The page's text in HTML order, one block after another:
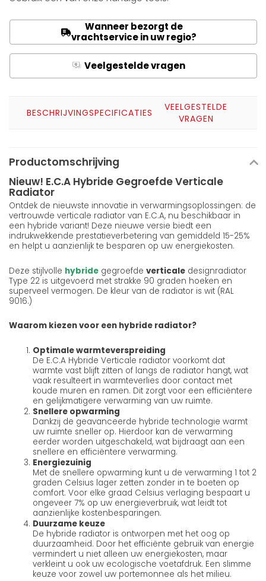
Wanneer bezorgt de
vrachtservice in uw regio?
Q Veelgestelde vragen
BESCHRIJVINGSPECIFICATIES
VEELGESTELDE
VRAGEN
Productomschrijving
Nieuw! E.C.A Hybride Gegroefde Verticale
Radiator
Ontdek de nieuwste innovatie in verwarmingsoplossingen: de
vertrouwde verticale radiator van E.C.A, nu beschikbaar in
een hybride variant! Deze nieuwe versie biedt een
indrukwekkende prestatieverbetering van gemiddeld 15-25%
en helpt u aanzienlijk te besparen op uw energiekosten.
Deze stijlvolle hybride gegroefde verticale designradiator
Type 22 is uitgevoerd met strakke 90 graden hoeken en
superveel vermogen. De kleur van de radiator is wit (RAL
9016.)
Waarom kiezen voor een hybride radiator?
Optimale warmteverspreiding
De E.C.A Hybride Verticale radiator voorkomt dat
warmte vast blijft zitten of langs de radiator hangt, wat
vaak resulteert in warmteverlies door contact met
koude muren en ramen. Dit zorgt voor een efficiëntere
en gelijkmatigere verwarming van uw ruimte.
Snellere opwarming
Dankzij de geavanceerde hybride technologie warmt
uw ruimte sneller op. Hierdoor kan de verwarming
eerder worden uitgeschakeld, wat bijdraagt aan een
snellere en efficiëntere verwarming.
Energiezuinig
Met de snellere opwarming kunt u de verwarming 1 tot 2
graden Celsius lager zetten zonder in te boeten op
comfort. Voor elke graad Celsius verlaging bespaart u
ongeveer 7% op uw energieverbruik, wat leidt tot
aanzienlijke kostenbesparingen.
Duurzame keuze
De hybride radiator is ontworpen met het oog op
duurzaamheid. Door het efficiënte gebruik van energie
vermindert u niet alleen uw energiekosten, maar
verkleint u ook uw ecologische voetafdruk. Een slimme
keuze voor zowel uw portemonnee als het milieu.